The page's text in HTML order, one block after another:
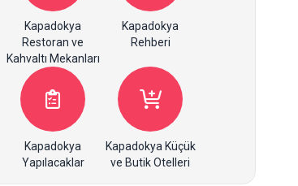
Kapadokya
Restoran ve
Kahvaltı Mekanları
Kapadokya
Rehberi
Kapadokya
Yapılacaklar
Kapadokya Küçük
ve Butik Otelleri